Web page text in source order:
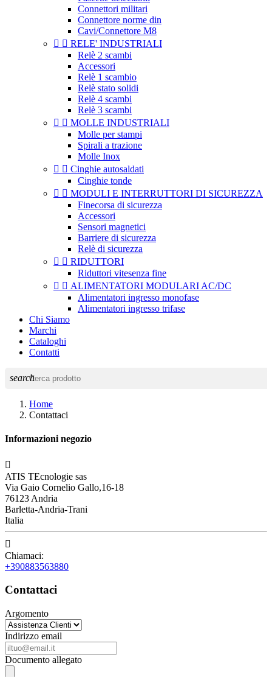
Connettori militari
Connettore norme din
Cavi/Connettore M8
  RELE' INDUSTRIALI
Relè 2 scambi
Accessori
Relè 1 scambio
Relè stato solidi
Relè 4 scambi
Relè 3 scambi
  MOLLE INDUSTRIALI
Molle per stampi
Spirali a trazione
Molle Inox
  Cinghie autosaldati
Cinghie tonde
  MODULI E INTERRUTTORI DI SICUREZZA
Finecorsa di sicurezza
Accessori
Sensori magnetici
Barriere di sicurezza
Relè di sicurezza
  RIDUTTORI
Riduttori vitesenza fine
  ALIMENTATORI MODULARI AC/DC
Alimentatori ingresso monofase
Alimentatori ingresso trifase
Chi Siamo
Marchi
Cataloghi
Contatti
search
Home
Contattaci
Informazioni negozio

ATIS TEcnologie sas
Via Gaio Cornelio Gallo,16-18
76123 Andria
Barletta-Andria-Trani
Italia

Chiamaci:
+390883563880
Contattaci
Argomento
Indirizzo email
Documento allegato